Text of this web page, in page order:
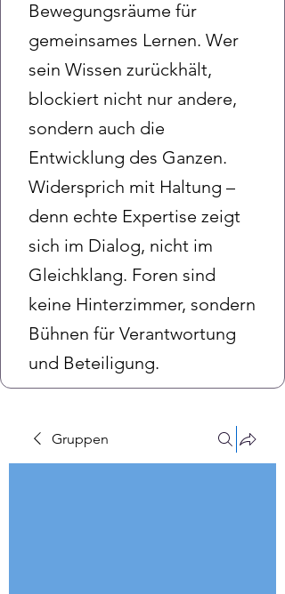
Bewegungsräume für
gemeinsames Lernen. Wer
sein Wissen zurückhält,
blockiert nicht nur andere,
sondern auch die
Entwicklung des Ganzen.
Widersprich mit Haltung –
denn echte Expertise zeigt
sich im Dialog, nicht im
Gleichklang. Foren sind
keine Hinterzimmer, sondern
Bühnen für Verantwortung
und Beteiligung.
Gruppen